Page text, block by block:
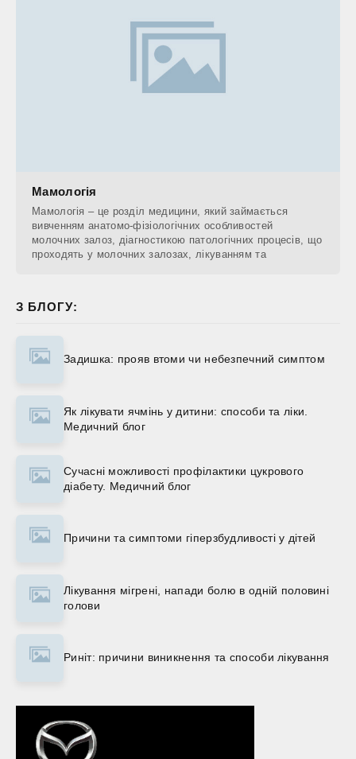
Мамологія
Мамологія – це розділ медицини, який займається
вивченням анатомо-фізіологічних особливостей
молочних залоз, діагностикою патологічних процесів, що
проходять у молочних залозах, лікуванням та
З БЛОГУ:
Задишка: прояв втоми чи небезпечний симптом
Як лікувати ячмінь у дитини: способи та ліки.
Медичний блог
Сучасні можливості профілактики цукрового
діабету. Медичний блог
Причини та симптоми гіперзбудливості у дітей
Лікування мігрені, напади болю в одній половині
голови
Риніт: причини виникнення та способи лікування